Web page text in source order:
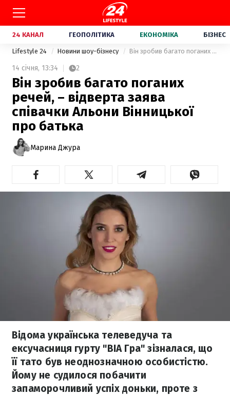
24 КАНАЛ ГЕОПОЛІТИКА ЕКОНОМІКА БІЗНЕС
Lifestyle 24 Новини шоу-бізнесу Він зробив багато поганих речей, – відверта заява співачки Альони Вінницької про батька
14 січня, 13:34 2
Він зробив багато поганих
речей, – відверта заява
співачки Альони Вінницької
про батька
Марина Джура
Відома українська телеведуча та
ексучасниця гурту "ВІА Гра" зізналася, що
її тато був неоднозначною особистістю.
Йому не судилося побачити
запаморочливий успіх доньки, проте з